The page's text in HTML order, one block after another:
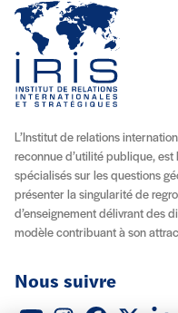
L’Institut de relations
reconnue d’utilité publique,
spécialisés sur les questions
présenter la singularité de
d’enseignement délivrant des
modèle contribuant à son
Nous suivre